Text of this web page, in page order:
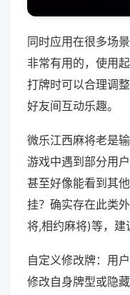
同时应用在很多场
非常有用的，使用
打牌时可以合理调
好友间互动乐趣。
微乐江西麻将老是
游戏中遇到部分用
甚至好像能看到其
挂？确实存在此类
将,相约麻将)等，建
自定义修改牌：用
修改自身牌型或隐